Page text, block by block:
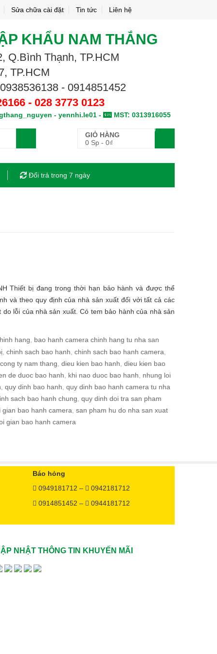
Sửa chữa cài đặt Tin tức Liên hệ
KHẨU NAM THẮNG
Q.Bình Thạnh, TP.HCM
TP.HCM
- 0914851452
- 028 3773 0123
- yennhi.le01 - MST: 0313916055
GIỎ HÀNG
0 Sp - 0₫
0
Đổi trả trong 7 ngày
Thiết bị đang trong thời hạn bảo hành và được thể
và theo quy định của nhà sản xuất đối với tất cả các
lỗi của nhà sản xuất. Có tem bảo hành của nhà sản
hang
bao hanh camera chinh hang tu nha san
chinh sach bao hanh chinh sach bao hanh camera
ty nam thang dieu kien bao hanh dieu kien bao
de duoc bao hanh khi nao duoc bao hanh
nhung loi
quy dinh bao hanh quy dinh bao hanh camera tu nha
sach bao hanh chung quy dinh doi tra san pham
gian bao hanh camera san pham hu do nha san xuat
gian bao hanh camera
Báo hỏng
0949181712 –
0942181712
0914851452 –
0944181712
NHẬT THÔNG TIN KHUYẾN MÃI